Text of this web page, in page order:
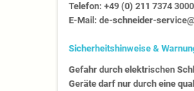
Telefon: +49 (0) 211 7374 3000
E-Mail: de-schneider-
Sicherheitshinweise &
Gefahr durch elektrischen
Geräte darf nur durch eine